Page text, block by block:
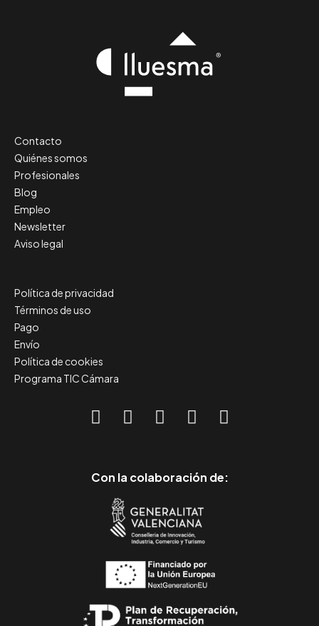
Contacto
Quiénes somos
Profesionales
Blog
Empleo
Newsletter
Aviso legal
Política de privacidad
Términos de uso
Pago
Envío
Política de cookies
Programa TIC Cámara
Con la colaboración de: